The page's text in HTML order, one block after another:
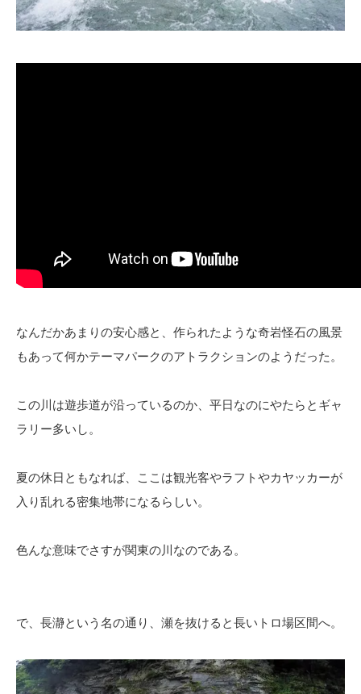
なんだかあまりの安心感と、作られたような奇岩怪石の風景
もあって何かテーマパークのアトラクションのようだった。
この川は遊歩道が沿っているのか、平日なのにやたらとギャ
ラリー多いし。
夏の休日ともなれば、ここは観光客やラフトやカヤッカーが
入り乱れる密集地帯になるらしい。
色んな意味でさすが関東の川なのである。
で、長瀞という名の通り、瀬を抜けると長いトロ場区間へ。